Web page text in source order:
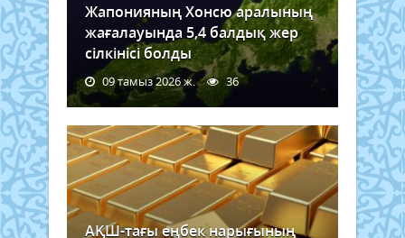
Жапонияның Хонсю аралының
жағалауында 5,4 балдық жер
сілкінісі болды
09 тамыз 2026 ж. 36
АҚШ-тағы еңбек нарығының